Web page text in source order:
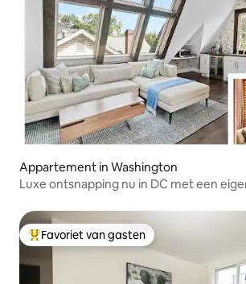
Appartement in Washington
Luxe ontsnapping nu in DC met een
Topfavoriet van gasten
Favoriet van gasten